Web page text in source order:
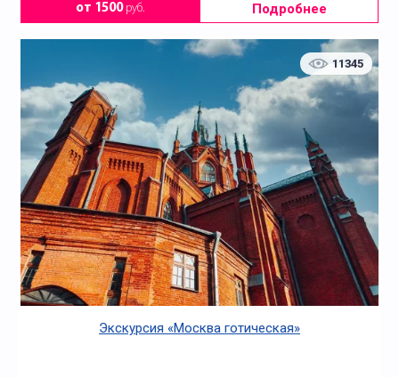
от 1500руб. Подробнее
11345
Экскурсия «Москва готическая»